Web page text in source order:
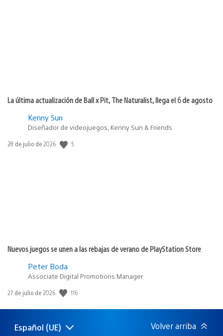
La última actualización de Ball x Pit, The Naturalist, llega el 6 de agosto
Kenny Sun
Diseñador de videojuegos, Kenny Sun & Friends
Fecha
28 de julio de 2026 5
Nuevos juegos se unen a las rebajas de verano de PlayStation Store
Peter Boda
Associate Digital Promotions Manager
Fecha
publicación:
27 de julio de 2026 116
Selecciona
Región
Español (UE) Volver arriba